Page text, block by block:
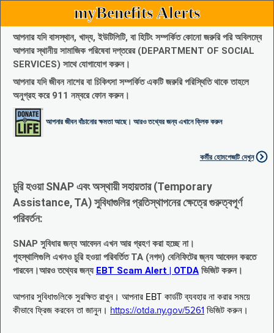
myBenefits Alerts
আপনার যদি বাসস্থান, খাদ্য, ইউটিলিটি, বা হিটিং সম্পর্কিত কোনো জরুরি পরি অবিলম্বে
আপনার স্থানীয় সামাজিক পরিষেবা দপ্তরের (DEPARTMENT OF SOCIAL
SERVICES) সাথে যোগাযোগ করুন।
আপনার যদি জীবন নাশের বা চিকিৎসা সম্পর্কিত একটি জরুরি পরিস্থিতি থাকে তাহলে
অনুগ্রহ করে 911 নম্বরে ফোন করুন।
আপনার জীবন বাঁচানোর ক্ষমতা আছে। আরও তথ্যের জন্য এখানে ক্লিক করুন
কর্মীর হোমপেজটি দেখুন
চুরি হওয়া SNAP এবং অস্থায়ী সহায়তার (Temporary
Assistance, TA) সুবিধাগুলির প্রতিস্থাপনের ক্ষেত্রে গুরুত্বপূর্ণ
পরিবর্তন:
SNAP সুবিধার জন্য আবেদন এখন আর গ্রহণ করা হচ্ছে না।
গৃহস্থালিগুলি এখনও চুরি হওয়া পরিবর্তিত TA (নগদ) বেনিফিটের জ্নয আবেদন করতে
পারবেন।আরও তথ্যের জন্য EBT Scam Alert | OTDA ভিজিট করুন।
আপনার সুবিধাগুলিকে সুরক্ষিত রাখুন। আপনার EBT কার্ডটি ব্যবহার না করার সময়ে
কীভাবে ফ্রিজ করবেন তা জানুন। https://otda.ny.gov/5261 ভিজিট করুন।